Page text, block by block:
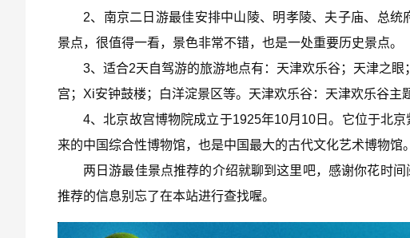
2、南京二日游最佳安排中山陵、明孝陵、夫子庙、总
景点，很值得一看，景色非常不错，也是一处重要历史景点。
3、适合2天自驾游的旅游地点有：天津欢乐谷；天津之
宫；Xi安钟鼓楼；白洋淀景区等。天津欢乐谷：天津欢乐谷主
4、北京故宫博物院成立于1925年10月10日。它位于北
来的中国综合性博物馆，也是中国最大的古代文化艺术博物馆。
两日游最佳景点推荐的介绍就聊到这里吧，感谢你花时
推荐的信息别忘了在本站进行查找喔。